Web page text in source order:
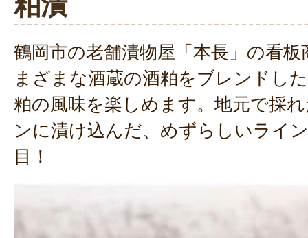
鶴岡市の老舗漬物屋「本長」の看板
まざまな酒蔵の酒粕をブレンドし
粕の風味を楽しめます。地元で採
ンに漬け込んだ、めずらしいライ
目！